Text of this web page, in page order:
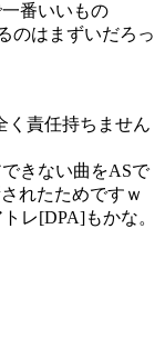
番いいもの
のはまずいだろっ
く責任持ちません
きない曲をASで
れたためですｗ
レ[DPA]もかな。